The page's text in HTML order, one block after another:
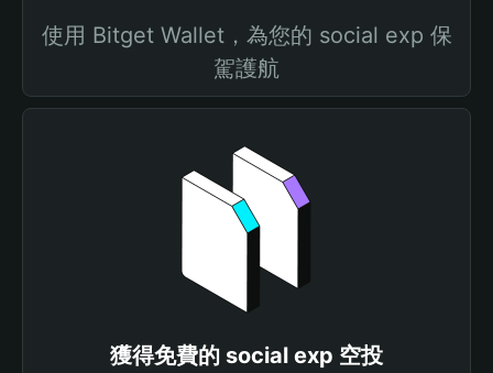
使用 Bitget Wallet，為您的 social exp 保
駕護航
獲得免費的 social exp 空投